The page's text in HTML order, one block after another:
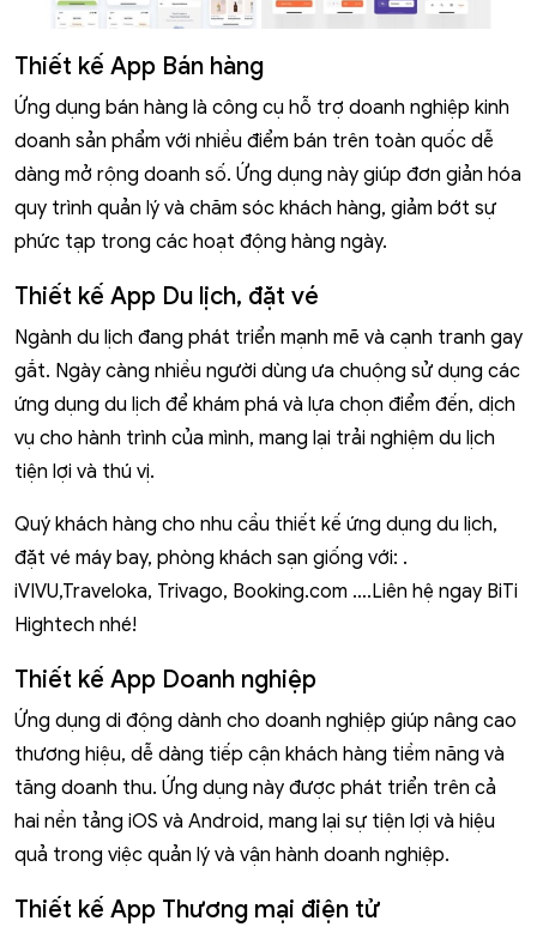
Thiết kế App Bán hàng
Ứng dụng bán hàng là công cụ hỗ trợ doanh nghiệp kinh
doanh sản phẩm với nhiều điểm bán trên toàn quốc dễ
dàng mở rộng doanh số. Ứng dụng này giúp đơn giản hóa
quy trình quản lý và chăm sóc khách hàng, giảm bớt sự
phức tạp trong các hoạt động hàng ngày.
Thiết kế App Du lịch, đặt vé
Ngành du lịch đang phát triển mạnh mẽ và cạnh tranh gay
gắt. Ngày càng nhiều người dùng ưa chuộng sử dụng các
ứng dụng du lịch để khám phá và lựa chọn điểm đến, dịch
vụ cho hành trình của mình, mang lại trải nghiệm du lịch
tiện lợi và thú vị.
Quý khách hàng cho nhu cầu thiết kế ứng dụng du lịch,
đặt vé máy bay, phòng khách sạn giống với: .
iVIVU,Traveloka, Trivago, Booking.com ….Liên hệ ngay BiTi
Hightech nhé!
Thiết kế App Doanh nghiệp
Ứng dụng di động dành cho doanh nghiệp giúp nâng cao
thương hiệu, dễ dàng tiếp cận khách hàng tiềm năng và
tăng doanh thu. Ứng dụng này được phát triển trên cả
hai nền tảng iOS và Android, mang lại sự tiện lợi và hiệu
quả trong việc quản lý và vận hành doanh nghiệp.
Thiết kế App Thương mại điện tử